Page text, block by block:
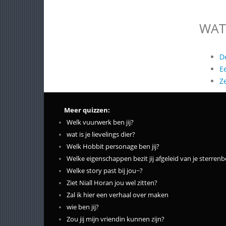
Meer quizzen:
Welk vuurwerk ben jij?
wat is je lievelings dier?
Welk Hobbit personage ben jij?
Welke eigenschappen bezit jij afgeleid van je
Welke story past bij jou~?
Ziet Niall Horan jou wel zitten?
Zal ik hier een verhaal over maken
wie ben jij?
Zou jij mijn vriendin kunnen zijn?